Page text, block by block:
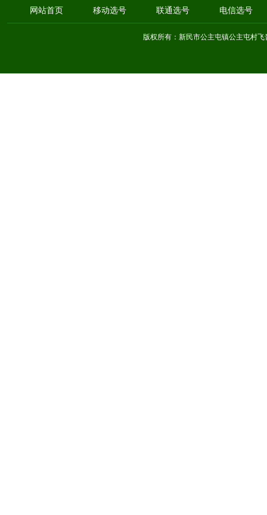
网站首页 移动选号 联通选号 电信选号
版权所有：新民市公主屯镇公主屯村